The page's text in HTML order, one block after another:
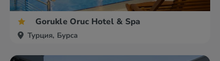
Gorukle Oruc Hotel & Spa
Турция, Бурса